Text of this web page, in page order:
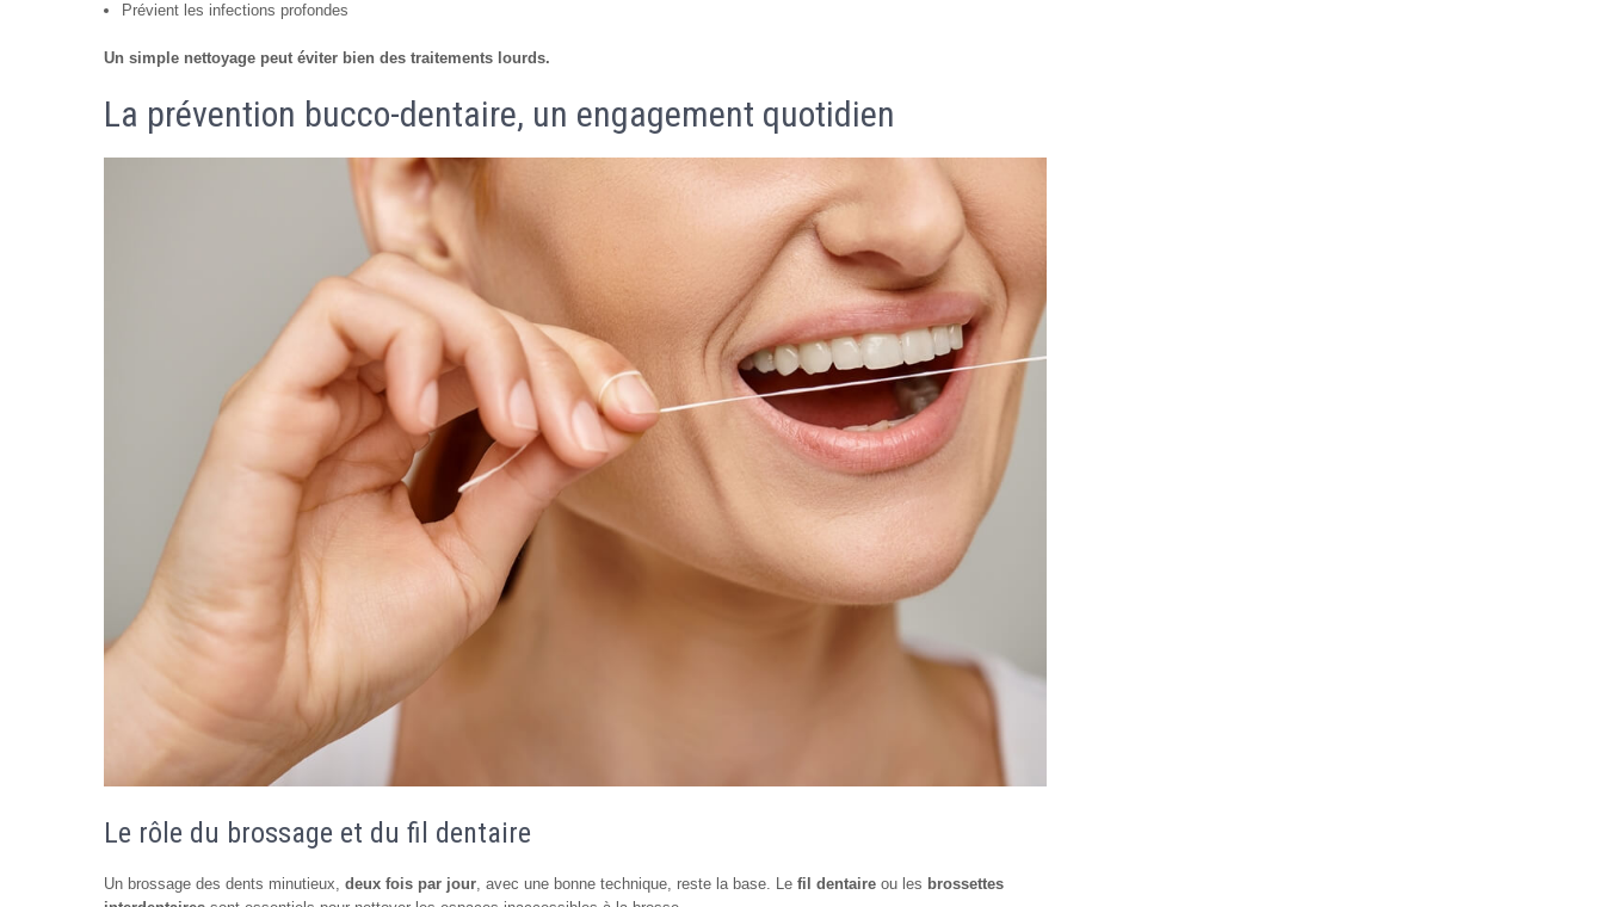
Prévient les infections profondes
Un simple nettoyage peut éviter bien des traitements lourds.
La prévention bucco-dentaire, un engagement quotidien
Le rôle du brossage et du fil dentaire
Un brossage des dents minutieux, deux fois par jour , avec une bonne technique, reste la base. Le fil dentaire ou les brossettes